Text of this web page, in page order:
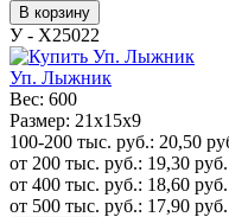
В корзину
У - Х25022
Уп. Лыжник
Вес: 600
Размер: 21х15х9
100-200 тыс. руб.: 20,50
от 200 тыс. руб.: 19,30 руб.
от 400 тыс. руб.: 18,60 руб.
от 500 тыс. руб.: 17,90 руб.